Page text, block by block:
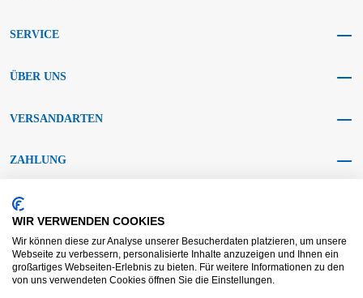
SERVICE
ÜBER UNS
VERSANDARTEN
ZAHLUNG
SOCIAL MEDIA
WIR VERWENDEN COOKIES
Wir können diese zur Analyse unserer Besucherdaten platzieren, um unsere
Webseite zu verbessern, personalisierte Inhalte anzuzeigen und Ihnen ein
großartiges Webseiten-Erlebnis zu bieten. Für weitere Informationen zu den
von uns verwendeten Cookies öffnen Sie die Einstellungen.